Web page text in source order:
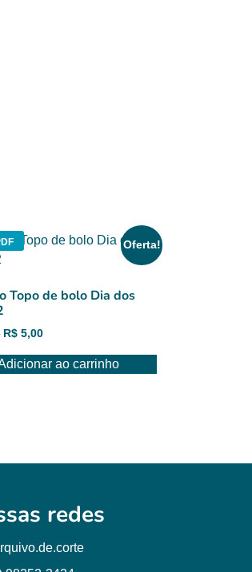
Oferta!
Topo de bolo Dia dos
O
original
R$ 5,00O
atualao carrinho
redes